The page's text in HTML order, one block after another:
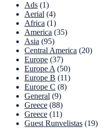
Ads (1)
Aerial (4)
Africa (1)
America (35)
Asia (95)
Central America (20)
Europe (37)
Europe A (50)
Europe B (11)
Europe C (8)
General (9)
Greece (88)
Greece (11)
Guest Runvelistas (19)